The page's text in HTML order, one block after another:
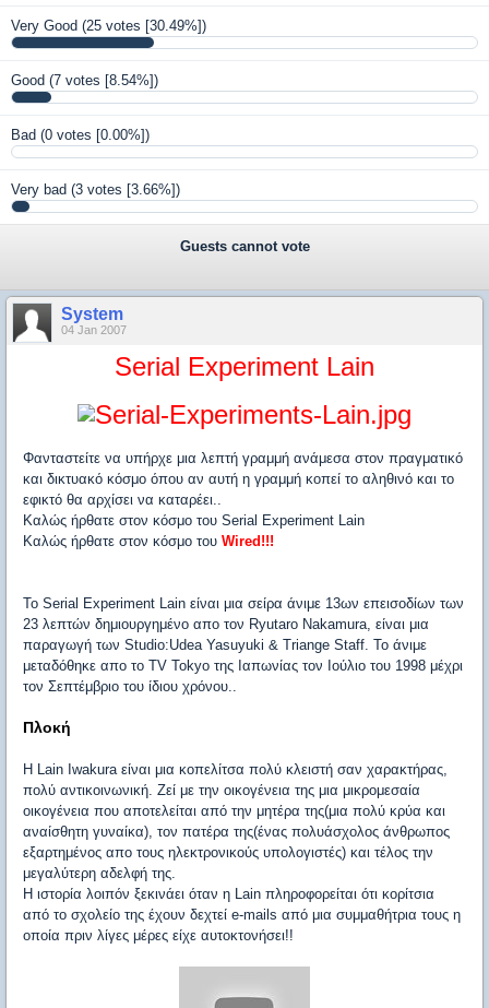
Very Good (25 votes [30.49%])
Good (7 votes [8.54%])
Bad (0 votes [0.00%])
Very bad (3 votes [3.66%])
Guests cannot vote
System
04 Jan 2007
Serial Experiment Lain
Φανταστείτε να υπήρχε μια λεπτή γραμμή ανάμεσα στον πραγματικό
και δικτυακό κόσμο όπου αν αυτή η γραμμή κοπεί το αληθινό και το
εφικτό θα αρχίσει να καταρέει..
Καλώς ήρθατε στον κόσμο του Serial Experiment Lain
Καλώς ήρθατε στον κόσμο του Wired!!!
Το Serial Experiment Lain είναι μια σείρα άνιμε 13ων επεισοδίων των
23 λεπτών δημιουργημένο απο τον Ryutaro Nakamura, είναι μια
παραγωγή των Studio:Udea Yasuyuki & Triange Staff. Το άνιμε
μεταδόθηκε απο το ΤV Tokyo της Ιαπωνίας τον Ιούλιο του 1998 μέχρι
τον Σεπτέμβριο του ίδιου χρόνου..
Πλοκή
Η Lain Iwakura είναι μια κοπελίτσα πολύ κλειστή σαν χαρακτήρας,
πολύ αντικοινωνική. Ζεί με την οικογένεια της μια μικρομεσαία
οικογένεια που αποτελείται από την μητέρα της(μια πολύ κρύα και
αναίσθητη γυναίκα), τον πατέρα της(ένας πολυάσχολος άνθρωπος
εξαρτημένος απο τους ηλεκτρονικούς υπολογιστές) και τέλος την
μεγαλύτερη αδελφή της.
Η ιστορία λοιπόν ξεκινάει όταν η Lain πληροφορείται ότι κορίτσια
από το σχολείο της έχουν δεχτεί e-mails από μια συμμαθήτρια τους η
οποία πριν λίγες μέρες είχε αυτoκτονήσει!!